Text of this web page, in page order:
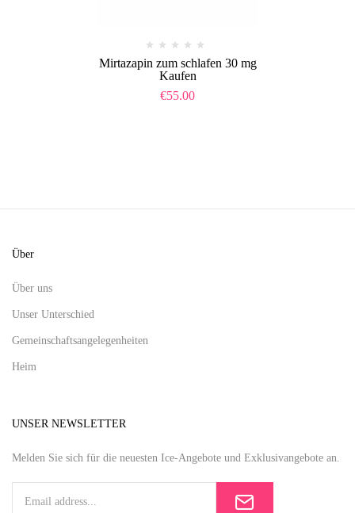
Mirtazapin zum schlafen 30 mg
Kaufen
€55.00
Über
Über uns
Unser Unterschied
Gemeinschaftsangelegenheiten
Heim
UNSER NEWSLETTER
Melden Sie sich für die neuesten Ice-Angebote und Exklusivangebote an.